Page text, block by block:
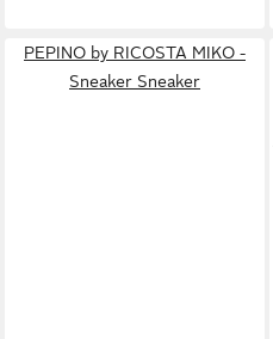
PEPINO by RICOSTA MIKO -
Sneaker Sneaker